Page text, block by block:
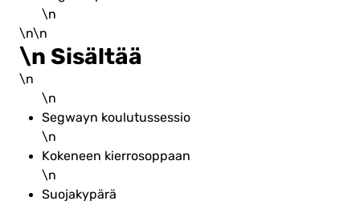
\n
\n\n
\n Sisältää
\n
\n
Segwayn koulutussessio
\n
Kokeneen kierrosoppaan
\n
Suojakypärä